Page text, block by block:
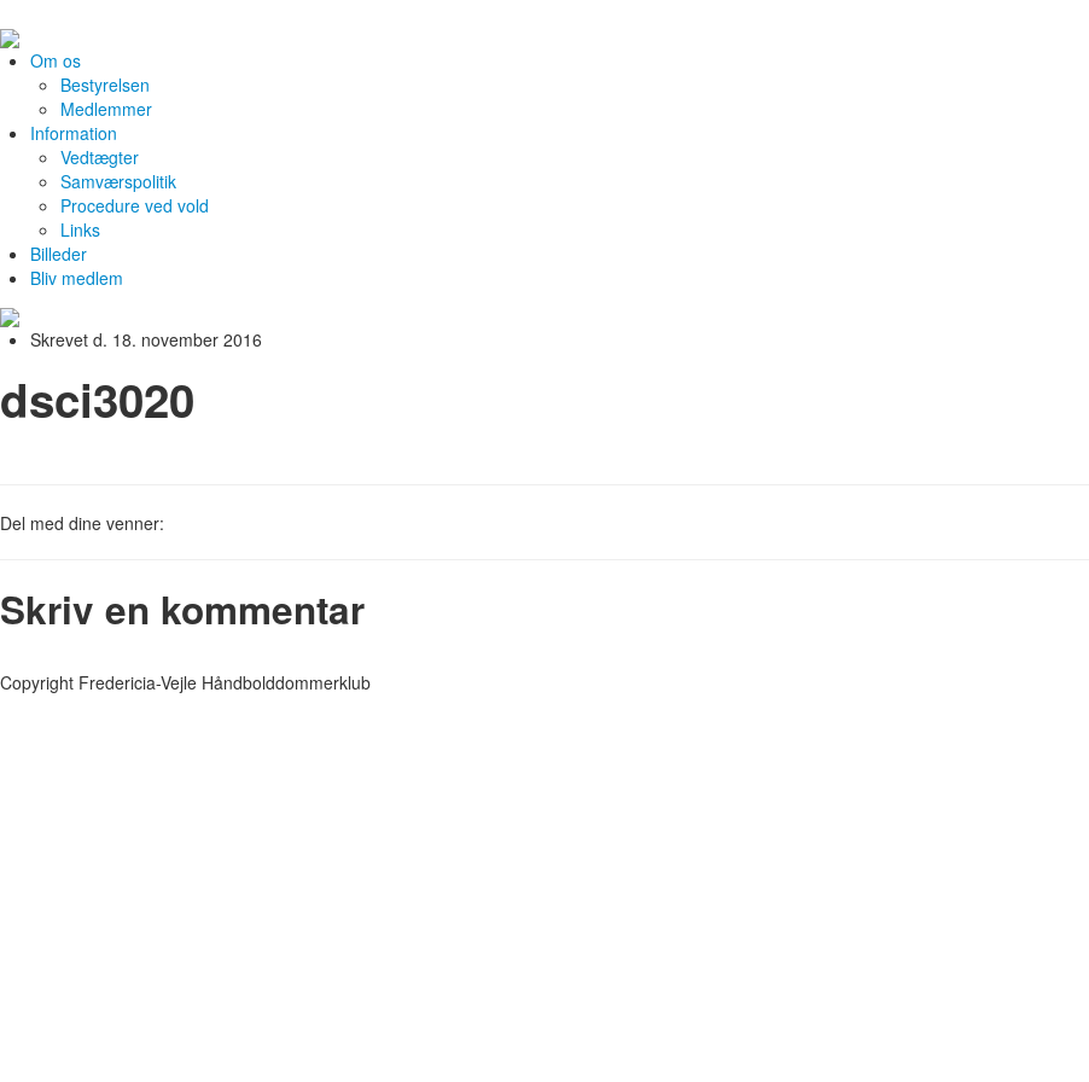
Om os
Bestyrelsen
Medlemmer
Information
Vedtægter
Samværspolitik
Procedure ved vold
Links
Billeder
Bliv medlem
Skrevet d. 18. november 2016
dsci3020
Del med dine venner:
Skriv en kommentar
Copyright Fredericia-Vejle Håndbolddommerklub